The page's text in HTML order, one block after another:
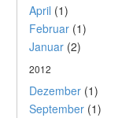
April (1)
Februar (1)
Januar (2)
2012
Dezember (1)
September (1)